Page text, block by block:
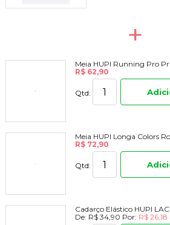
+
Meia HUPI Running Pro
R$ 62,90
Qtd:
Meia HUPI Longa Colors
R$ 72,90
Qtd:
Cadarço Elástico HUPI
De: R$ 34,90 Por: R$ 26,18